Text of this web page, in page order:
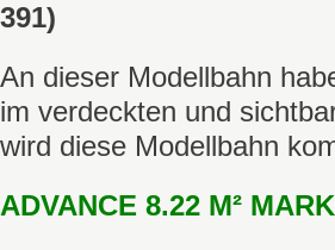
391)
An dieser Modellbahn
im verdeckten und
wird diese Modellbahn
ADVANCE 8.22 M²